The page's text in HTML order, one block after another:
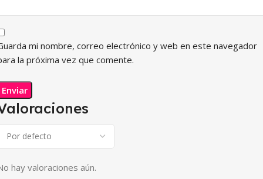
hay valoraciones aún.
mi nombre, correo electrónico y web en este navegador
la próxima vez que comente.